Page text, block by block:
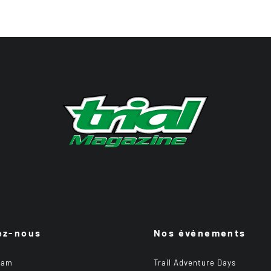
nous Nos événements
Trail Adventure Days